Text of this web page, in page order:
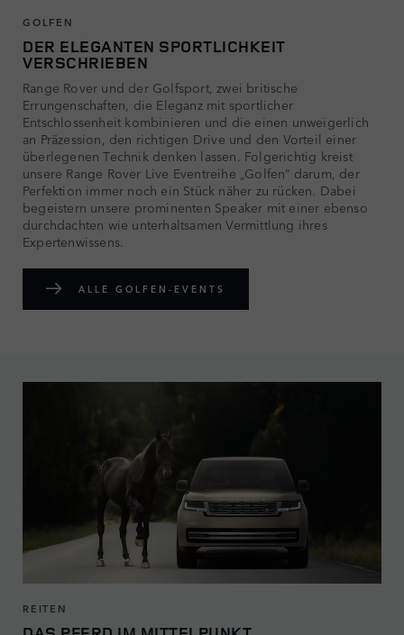
GOLFEN
DER ELEGANTEN SPORTLICHKEIT
VERSCHRIEBEN
Range Rover und der Golfsport, zwei britische
Errungenschaften, die Eleganz mit sportlicher
Entschlossenheit kombinieren und die einen unweigerlich
an Präzession, den richtigen Drive und den Vorteil einer
überlegenen Technik denken lassen. Folgerichtig kreist
unsere Range Rover Live Eventreihe „Golfen“ darum, der
Perfektion immer noch ein Stück näher zu rücken. Dabei
begeistern unsere prominenten Speaker mit einer ebenso
durchdachten wie unterhaltsamen Vermittlung ihres
Expertenwissens.
ALLE GOLFEN-EVENTS
REITEN